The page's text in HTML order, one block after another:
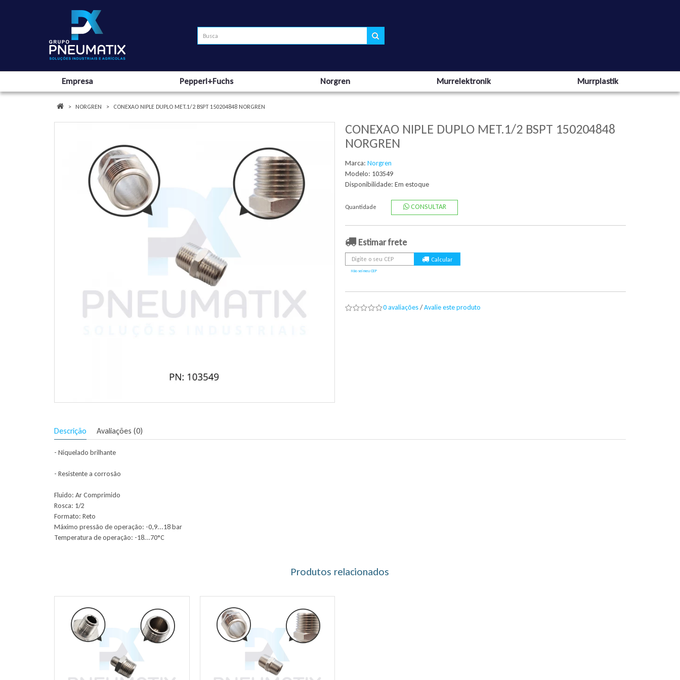
Empresa Pepperl+Fuchs Norgren Murrelektronik Murrplastik
NORGREN CONEXAO NIPLE DUPLO MET.1/2 BSPT 150204848 NORGREN
CONEXAO NIPLE DUPLO MET.1/2 BSPT 150204848
NORGREN
Marca: Norgren
Modelo: 103549
Disponibilidade: Em estoque
Quantidade CONSULTAR
Estimar frete
Não sei meu CEP
0 avaliações/Avalie este produto
Descrição Avaliações (0)
- Niquelado brilhante
- Resistente a corrosão
Fluido: Ar Comprimido
Rosca: 1/2
Formato: Reto
Máximo pressão de operação: -0,9...18 bar
Temperatura de operação: -18...70°C
Produtos relacionados